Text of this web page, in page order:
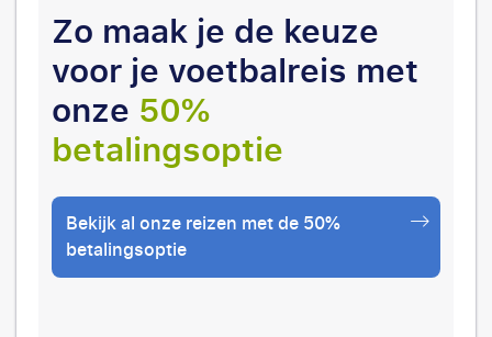
Zo maak je de keuze
voor je voetbalreis met
onze50%
betalingsoptie
Bekijk al onze reizen met de 50%
betalingsoptie